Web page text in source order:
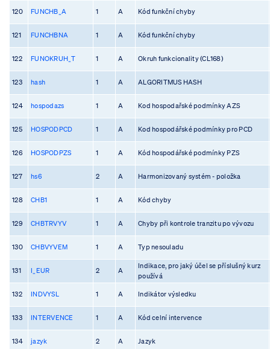
120 FUNCHB_A 1 A Kód funkční chyby
121 FUNCHBNA 1 A Kód funkční chyby
122 FUNOKRUH_T 1 A Okruh funkcionality (CL168)
123 hash 1 A ALGORITMUS HASH
124 hospodazs 1 A Kod hospodařské podmínky AZS
125 HOSPODPCD 1 A Kod hospodářské podmínky pro PCD
126 HOSPODPZS 1 A Kód hospodářské podmínky PZS
127 hs6 2 A Harmonizovaný systém - položka
128 CHB1 1 A Kód chyby
129 CHBTRVYV 1 A Chyby při kontrole tranzitu po vývozu
130 CHBVYVEM 1 A Typ nesouladu
131 I_EUR 2 A
Indikace, pro jaký účel se příslušný kurz
používá
132 INDVYSL 1 A Indikátor výsledku
133 INTERVENCE 1 A Kód celní intervence
134 jazyk 2 A Jazyk